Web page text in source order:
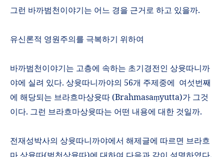
그런 바까범천이야기는 어느 경을 근거로 하고 있을까.
유신론적 영원주의를 극복하기 위하여
바까범천이야기는 고층에 속하는 초기경전인 상윳따니까
야에 실려 있다. 상윳따니까야의 56개 주제중에 여섯번째
에 해당되는 브라흐마상윳따 (Brahmasaṃyutta)가 그것
이다. 그런 브라흐마상윳따는 어떤 내용에 대한 것일까.
전재성박사의 상윳따니까야에서 해제글에 따르면 브라흐